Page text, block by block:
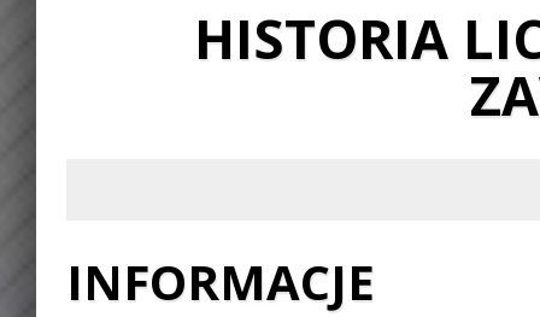
HISTORIA
INFORMACJE